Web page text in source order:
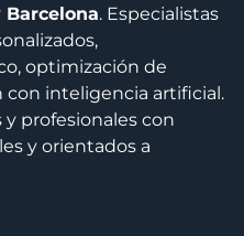
Barcelona. Especialistas
optimización de
inteligencia artificial.
profesionales con
y orientados a